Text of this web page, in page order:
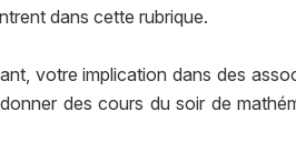
dans cette rubrique.
votre implication dans des
des cours du soir de